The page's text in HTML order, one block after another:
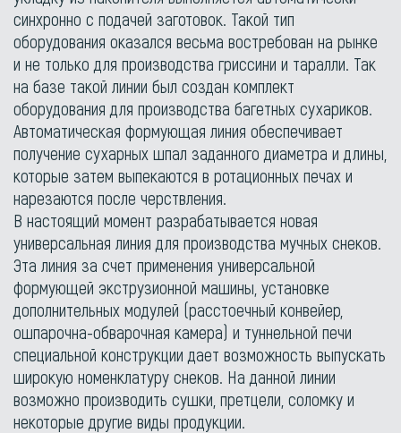
синхронно с подачей заготовок. Такой тип
оборудования оказался весьма востребован на рынке
и не только для производства гриссини и таралли. Так
на базе такой линии был создан комплект
оборудования для производства багетных сухариков.
Автоматическая формующая линия обеспечивает
получение сухарных шпал заданного диаметра и длины,
которые затем выпекаются в ротационных печах и
нарезаются после черствления.
В настоящий момент разрабатывается новая
универсальная линия для производства мучных снеков.
Эта линия за счет применения универсальной
формующей экструзионной машины, установке
дополнительных модулей (расстоечный конвейер,
ошпарочна-обварочная камера) и туннельной печи
специальной конструкции дает возможность выпускать
широкую номенклатуру снеков. На данной линии
возможно производить сушки, претцели, соломку и
некоторые другие виды продукции.